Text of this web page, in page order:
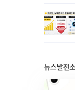
뉴스발전